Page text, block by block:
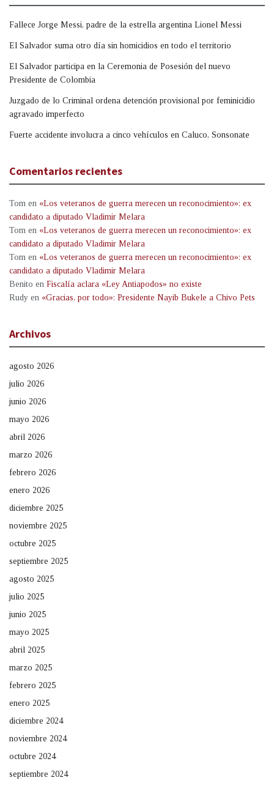
Fallece Jorge Messi, padre de la estrella argentina Lionel Messi
El Salvador suma otro día sin homicidios en todo el territorio
El Salvador participa en la Ceremonia de Posesión del nuevo
Presidente de Colombia
Juzgado de lo Criminal ordena detención provisional por feminicidio
agravado imperfecto
Fuerte accidente involucra a cinco vehículos en Caluco, Sonsonate
Comentarios recientes
Tom en «Los veteranos de guerra merecen un reconocimiento»: ex
candidato a diputado Vladimir Melara
Tom en «Los veteranos de guerra merecen un reconocimiento»: ex
candidato a diputado Vladimir Melara
Tom en «Los veteranos de guerra merecen un reconocimiento»: ex
candidato a diputado Vladimir Melara
Benito en Fiscalía aclara «Ley Antiapodos» no existe
Rudy en «Gracias, por todo»: Presidente Nayib Bukele a Chivo Pets
Archivos
agosto 2026
julio 2026
junio 2026
mayo 2026
abril 2026
marzo 2026
febrero 2026
enero 2026
diciembre 2025
noviembre 2025
octubre 2025
septiembre 2025
agosto 2025
julio 2025
junio 2025
mayo 2025
abril 2025
marzo 2025
febrero 2025
enero 2025
diciembre 2024
noviembre 2024
octubre 2024
septiembre 2024